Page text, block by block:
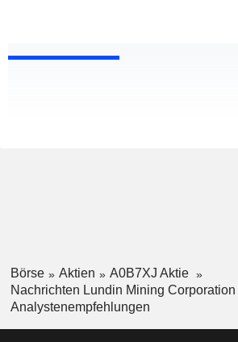
Börse Aktien
A0B7XJ Aktie
Nachrichten Lundin Mining Corporation
Analystenempfehlungen